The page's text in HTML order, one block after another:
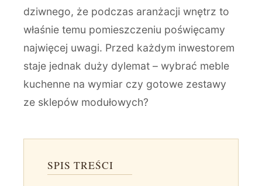
dziwnego, że podczas aranżacji wnętrz to
właśnie temu pomieszczeniu poświęcamy
najwięcej uwagi. Przed każdym inwestorem
staje jednak duży dylemat – wybrać meble
kuchenne na wymiar czy gotowe zestawy
ze sklepów modułowych?
SPIS TREŚCI